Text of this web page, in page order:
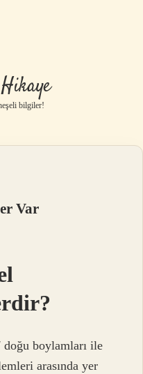
bilgiler!
Var
boylamları ile
arasında yer